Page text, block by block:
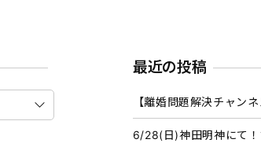
最近の投稿
【離婚問題解決チャンネ
6/28(日)神田明神にて